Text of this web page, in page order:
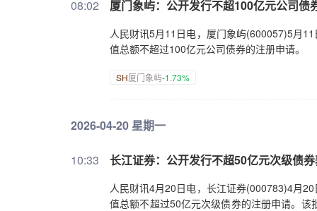
08:02 厦门象屿：公开发行不超100亿元公司债
人民财讯5月11日电，厦门象屿(600057)5月
值总额不超过100亿元公司债券的注册申请。
SH厦门象屿-1.73%
2026-04-20 星期一
10:33 长江证券：公开发行不超50亿元次级债
人民财讯4月20日电，长江证券(000783)4月
值总额不超过50亿元次级债券的注册申请。